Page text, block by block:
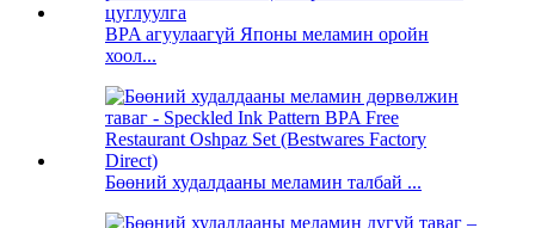
BPA агуулаагүй Японы меламин оройн
хоол...
Бөөний худалдааны меламин талбай ...